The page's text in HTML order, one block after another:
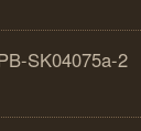
SK04075a-2